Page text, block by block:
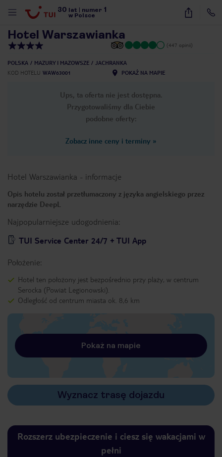
30 lat numer 1
w Polsce
40
Hotel Warszawianka
(447 opinii)
POLSKA MAZURY I MAZOWSZE
JACHRANKA
KOD HOTELU WAW63001 POKAŻ NA MAPIE
Ups, ta oferta nie jest dostępna.
Przygotowaliśmy dla Ciebie
podobne oferty:
Zobacz inne ceny i terminy »
Hotel Warszawianka - informacje
Opis hotelu został przetłumaczony z języka angielskiego przez
narzędzie DeepL
Najpopularniejsze udogodnienia:
TUI Service Center 24/7 + TUI App
Położenie:
Hotel ten położony jest bezpośrednio przy plaży, w centrum
Serocka (Powiat Legionowski).
Odległość od centrum miasta ok. 8,6 km
Pokaż na mapie
Wyznacz trasę dojazdu
Rozszerz ubezpieczenie i ciesz się wakacjami w
pełni